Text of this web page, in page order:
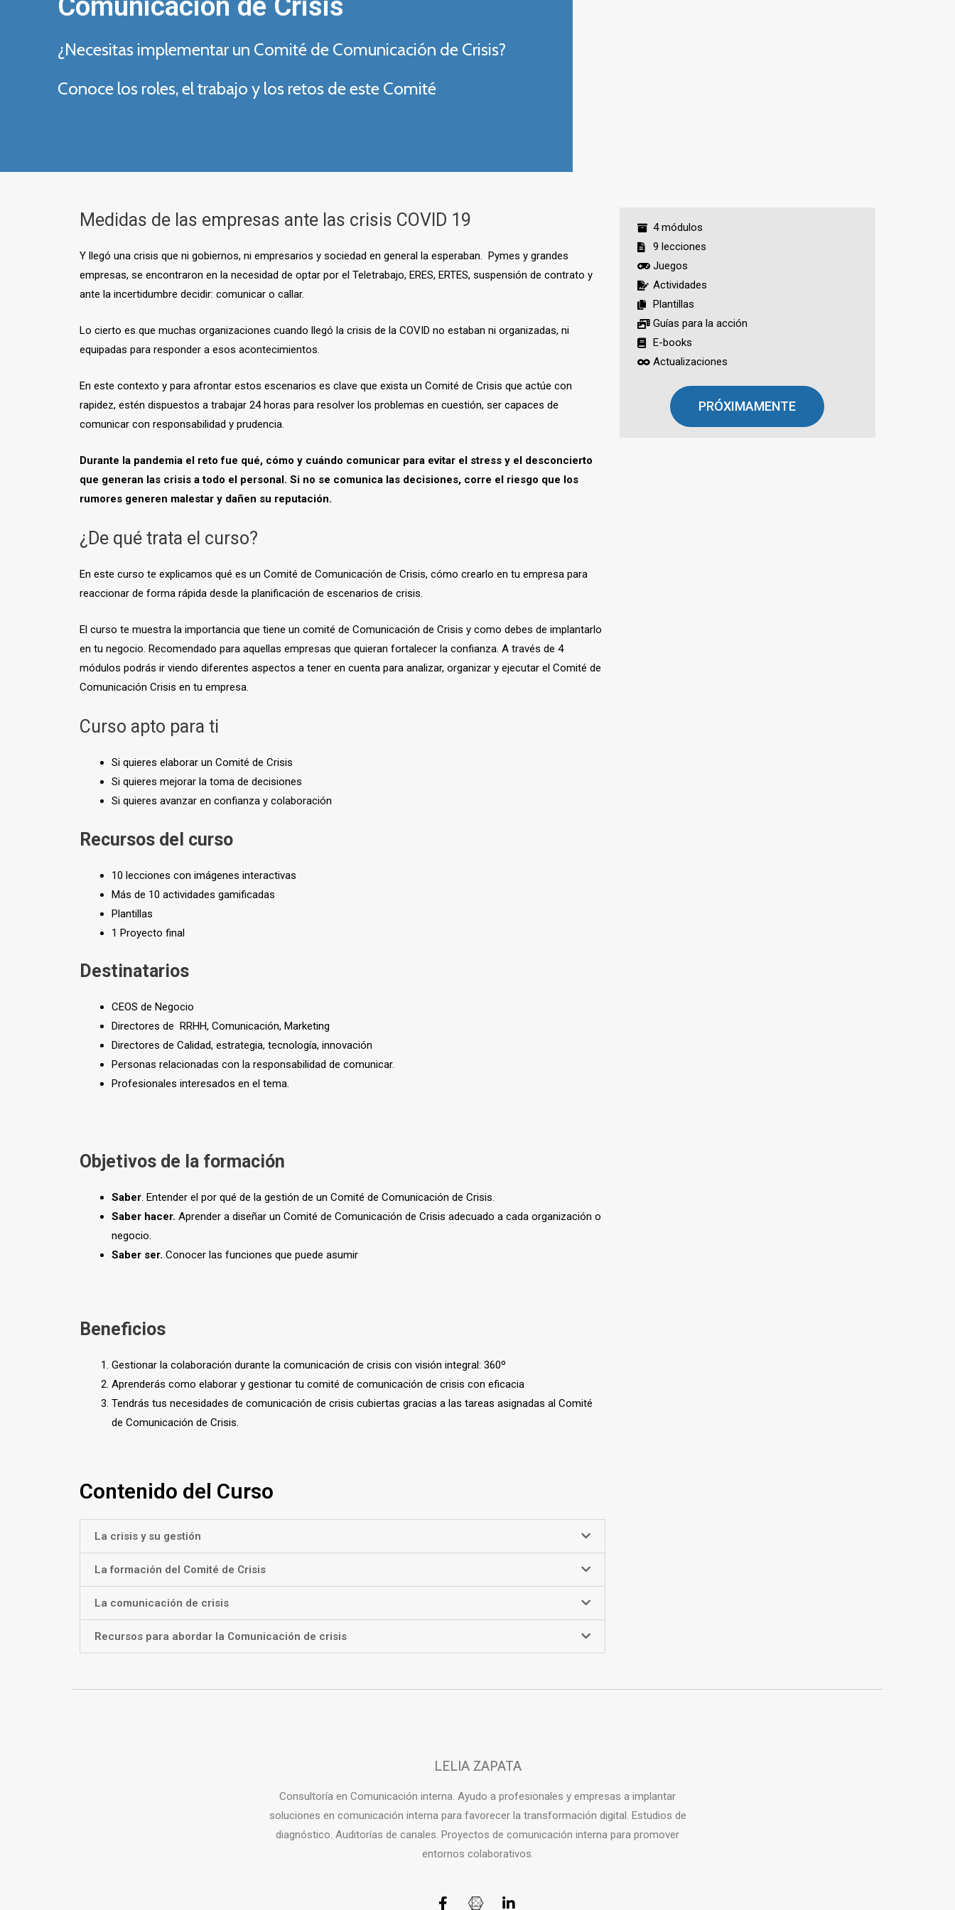
¿Necesitas implementar un Comité de Comunicación de Crisis?
Conoce los roles, el trabajo y los retos de este Comité
Medidas de las empresas ante las crisis COVID 19
Y llegó una crisis que ni gobiernos, ni empresarios y sociedad en general la esperaban. Pymes y grandes
empresas, se encontraron en la necesidad de optar por el Teletrabajo, ERES, ERTES, suspensión de contrato y
ante la incertidumbre decidir: comunicar o callar.
Lo cierto es que muchas organizaciones cuando llegó la crisis de la COVID no estaban ni organizadas, ni
equipadas para responder a esos acontecimientos.
En este contexto y para afrontar estos escenarios es clave que exista un Comité de Crisis que actúe con
rapidez, estén dispuestos a trabajar 24 horas para resolver los problemas en cuestión, ser capaces de
comunicar con responsabilidad y prudencia.
Durante la pandemia el reto fue qué, cómo y cuándo comunicar para evitar el stress y el desconcierto
que generan las crisis a todo el personal. Si no se comunica las decisiones, corre el riesgo que los
rumores generen malestar y dañen su reputación.
¿De qué trata el curso?
En este curso te explicamos qué es un Comité de Comunicación de Crisis, cómo crearlo en tu empresa para
reaccionar de forma rápida desde la planificación de escenarios de crisis.
El curso te muestra la importancia que tiene un comité de Comunicación de Crisis y como debes de implantarlo
en tu negocio. Recomendado para aquellas empresas que quieran fortalecer la confianza. A través de 4
módulos podrás ir viendo diferentes aspectos a tener en cuenta para analizar, organizar y ejecutar el Comité de
Comunicación Crisis en tu empresa.
Curso apto para ti
Si quieres elaborar un Comité de Crisis
Si quieres mejorar la toma de decisiones
Si quieres avanzar en confianza y colaboración
Recursos del curso
10 lecciones con imágenes interactivas
Más de 10 actividades gamificadas
Plantillas
1 Proyecto final
Destinatarios
CEOS de Negocio
Directores de RRHH, Comunicación, Marketing
Directores de Calidad, estrategia, tecnología, innovación
Personas relacionadas con la responsabilidad de comunicar.
Profesionales interesados en el tema.
Objetivos de la formación
Saber. Entender el por qué de la gestión de un Comité de Comunicación de Crisis.
Saber hacer. Aprender a diseñar un Comité de Comunicación de Crisis adecuado a cada organización o
negocio.
Saber ser. Conocer las funciones que puede asumir
Beneficios
Gestionar la colaboración durante la comunicación de crisis con visión integral: 360º
Aprenderás como elaborar y gestionar tu comité de comunicación de crisis con eficacia
Tendrás tus necesidades de comunicación de crisis cubiertas gracias a las tareas asignadas al Comité
de Comunicación de Crisis.
4 módulos
9 lecciones
Juegos
Actividades
Plantillas
Guías para la acción
E-books
Actualizaciones
PRÓXIMAMENTE
Contenido del Curso
La crisis y su gestión
La formación del Comité de Crisis
La comunicación de crisis
Recursos para abordar la Comunicación de crisis
LELIA ZAPATA
Consultoría en Comunicación interna. Ayudo a profesionales y empresas a implantar
soluciones en comunicación interna para favorecer la transformación digital. Estudios de
diagnóstico. Auditorías de canales. Proyectos de comunicación interna para promover
entornos colaborativos.